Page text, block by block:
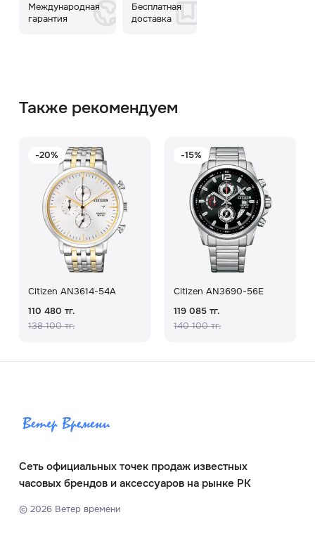
Международная
гарантия
Бесплатная
доставка
Также рекомендуем
-20%
Citizen AN3614-54A
110 480 тг.
138 100 тг.
-15%
Citizen AN3690-56E
119 085 тг.
140 100 тг.
Сеть официальных точек продаж известных
часовых брендов и аксессуаров на рынке РК
© 2026Ветер времени